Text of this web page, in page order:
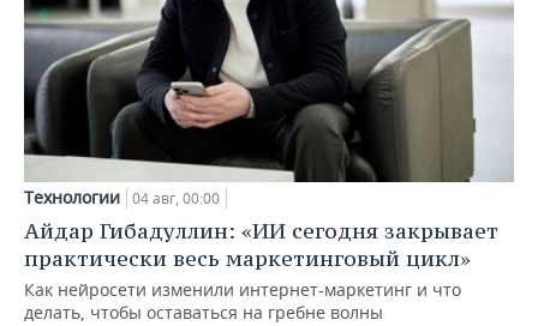
Технологии 04 авг, 00:00
Айдар Гибадуллин: «ИИ сегодня закрывает
практически весь маркетинговый цикл»
Как нейросети изменили интернет-маркетинг и что
делать, чтобы оставаться на гребне волны